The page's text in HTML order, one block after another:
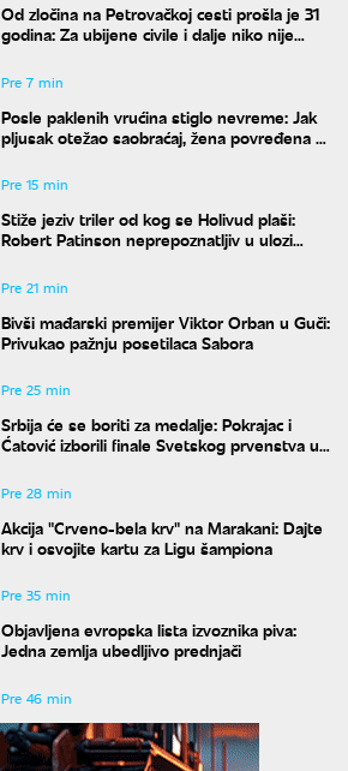
Od zločina na Petrovačkoj cesti prošla je 31
godina: Za ubijene civile i dalje niko nije
Pre 7 min
Posle paklenih vrućina stiglo nevreme: Jak
pljusak otežao saobraćaj, žena povređena u
Pre 15 min
Stiže jeziv triler od kog se Holivud plaši:
Robert Patinson neprepoznatljiv u ulozi
Pre 21 min
Bivši mađarski premijer Viktor Orban u Guči:
Privukao pažnju posetilaca Sabora
Pre 25 min
Srbija će se boriti za medalje: Pokrajac i
Ćatović izborili finale Svetskog prvenstva u
Pre 28 min
Akcija "Crveno-bela krv" na Marakani: Dajte
krv i osvojite kartu za Ligu šampiona
Pre 35 min
Objavljena evropska lista izvoznika piva:
Jedna zemlja ubedljivo prednjači
Pre 46 min